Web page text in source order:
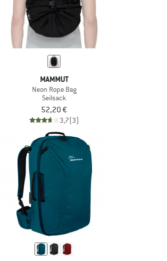
MAMMUT
Neon Rope Bag
Seilsack
52,20 €
3,7(3)